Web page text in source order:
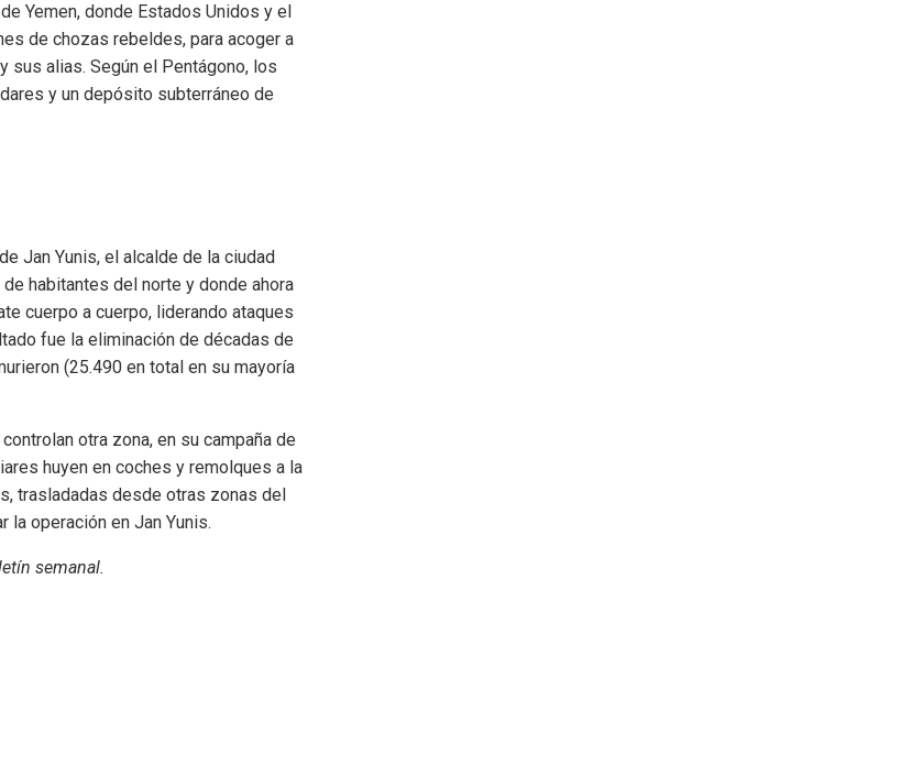
Yemen, donde Estados Unidos y el
de chozas rebeldes, para acoger a
sus alias. Según el Pentágono, los
y un depósito subterráneo de
Jan Yunis, el alcalde de la ciudad
habitantes del norte y donde ahora
cuerpo a cuerpo, liderando ataques
fue la eliminación de décadas de
(25.490 en total en su mayoría
otra zona, en su campaña de
huyen en coches y remolques a la
trasladadas desde otras zonas del
la operación en Jan Yunis.
semanal.